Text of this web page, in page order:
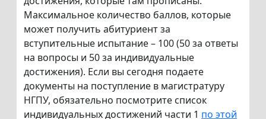
Максимальное количество баллов, которые
может получить абитуриент за
вступительные испытание – 100 (50 за ответы
на вопросы и 50 за индивидуальные
достижения). Если вы сегодня подаете
документы на поступление в магистратуру
НГПУ, обязательно посмотрите список
индивидуальных достижений части 1 по этой